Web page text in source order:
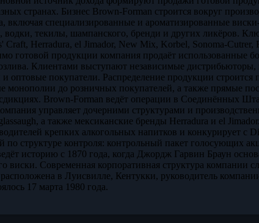
странах. Бизнес Brown-Forman строится вокруг
включая специализированные и ароматизированные
водки, текилы, шампанского, бренди и других ликёров.
Craft, Herradura, el Jimador, New Mix, Korbel, Sonoma-
готовой продукции компания продаёт использованные
Клиентами выступают независимые
и оптовые покупатели. Распределение продукции
монополии до розничных покупателей, а также прямые
Brown-Forman ведёт операции в Соединённых
управляет дочерними структурами и
а также мексиканские бренды Herradura и el
крепких алкогольных напитков и конкурирует с
по структуре контроля: контрольный пакет голосующих
историю с 1870 года, когда Джордж Гарвин Браун
виски. Современная корпоративная структура компании
в Луисвилле, Кентукки, руководитель
17 марта 1980 года.